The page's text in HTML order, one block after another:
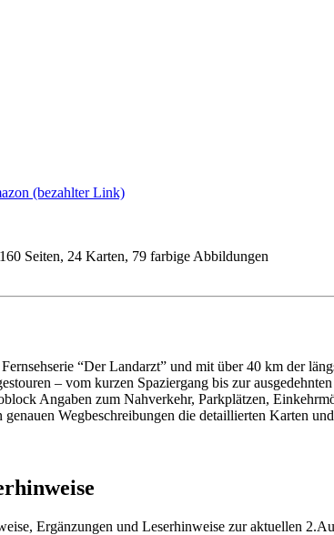
(bezahlter Link)
Seiten, 24 Karten, 79 farbige Abbildungen
“Der Landarzt” und mit über 40 km der
– vom kurzen Spaziergang bis zur
Angaben zum Nahverkehr, Parkplätzen,
Wegbeschreibungen die detaillierten Karten
Ergänzungen und Leserhinweise zur aktuellen